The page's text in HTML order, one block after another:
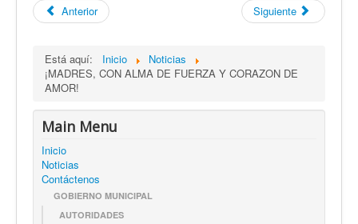
Anterior Siguiente
Está aquí: Inicio
Noticias
¡MADRES, CON ALMA DE FUERZA Y CORAZON DE
AMOR!
Main Menu
Inicio
Noticias
Contáctenos
GOBIERNO MUNICIPAL
AUTORIDADES